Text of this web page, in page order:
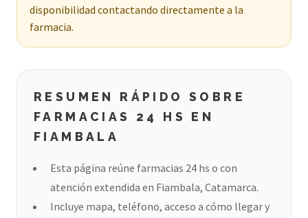
disponibilidad contactando directamente a la
farmacia.
RESUMEN RÁPIDO SOBRE
FARMACIAS 24 HS EN
FIAMBALA
Esta página reúne farmacias 24 hs o con
atención extendida en Fiambala, Catamarca.
Incluye mapa, teléfono, acceso a cómo llegar y